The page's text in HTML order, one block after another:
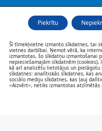
SPECIĀLISTI
PAR
Šī tīmekļvietne izmanto sīkdatnes, tai
vietnes darbībai. Ņemot vērā, ka
izmantotas, šo sīkdatņu izmantošanai
nepieciešamajām sīkdatnēm
kā arī analizētu lietotājus un
sīkdatnes: analītiskās sīkdatnes, kas
sociālo mediju sīkdatnes, kas ļauj
<Aizvērt>, netiks izmantotas atzīmētās
Piekrītu